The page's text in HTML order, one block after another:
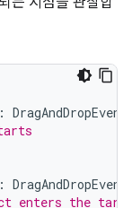
: DragAndDropEvent
: DragAndDropEvent
enters the